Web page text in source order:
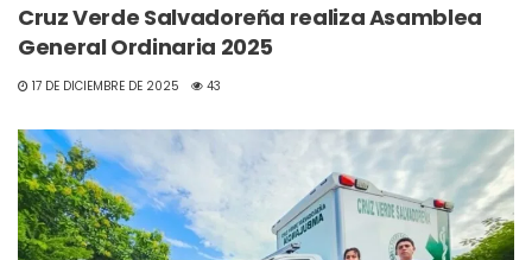
Cruz Verde Salvadoreña realiza Asamblea
General Ordinaria 2025
17 DE DICIEMBRE DE 2025 43